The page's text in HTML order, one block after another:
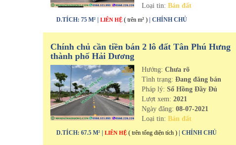
Loại tin:Bán đất
D.TÍCH: 75 M² | LIÊN HỆ ( trên m² ) | CHÍNH CHỦ
Chính chủ cần tiền bán 2 lô đất Tân Phú Hưng
thành phố Hải Dương
Hướng:Chưa rõ
Tình trạng:Đang đăng bán
Pháp lý: Sổ Hồng Đầy Đủ
Lượt xem:2021
Ngày đăng:08-07-2021
Loại tin:Bán đất
D.TÍCH: 67.5 M² | LIÊN HỆ ( trên tổng diện tích ) | CHÍNH CHỦ